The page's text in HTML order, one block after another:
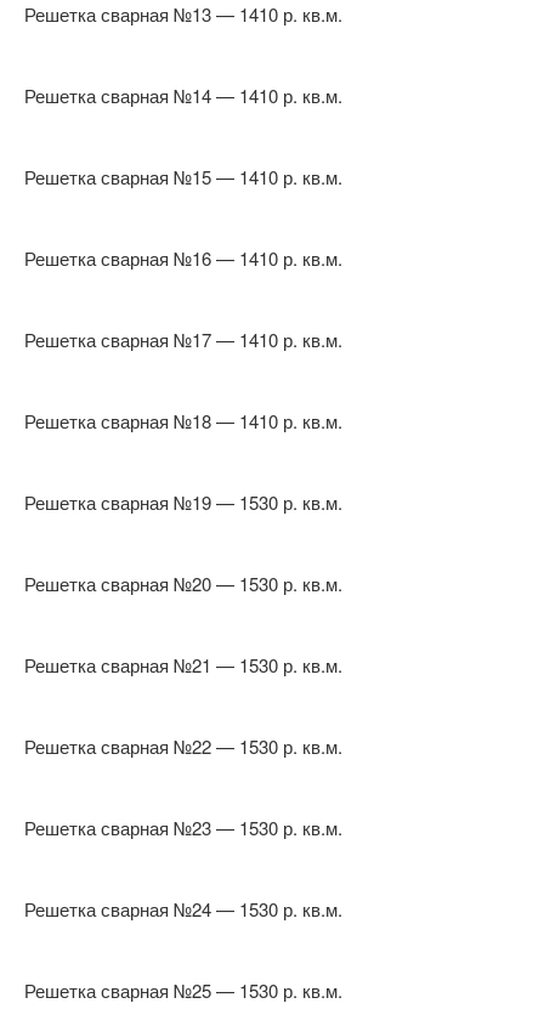
Решетка сварная №13 — 1410 р. кв.м.
Решетка сварная №14 — 1410 р. кв.м.
Решетка сварная №15 — 1410 р. кв.м.
Решетка сварная №16 — 1410 р. кв.м.
Решетка сварная №17 — 1410 р. кв.м.
Решетка сварная №18 — 1410 р. кв.м.
Решетка сварная №19 — 1530 р. кв.м.
Решетка сварная №20 — 1530 р. кв.м.
Решетка сварная №21 — 1530 р. кв.м.
Решетка сварная №22 — 1530 р. кв.м.
Решетка сварная №23 — 1530 р. кв.м.
Решетка сварная №24 — 1530 р. кв.м.
Решетка сварная №25 — 1530 р. кв.м.